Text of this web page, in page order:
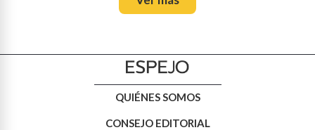
QUIÉNES SOMOS
CONSEJO EDITORIAL